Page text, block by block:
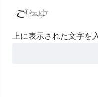
上に表示された文字を